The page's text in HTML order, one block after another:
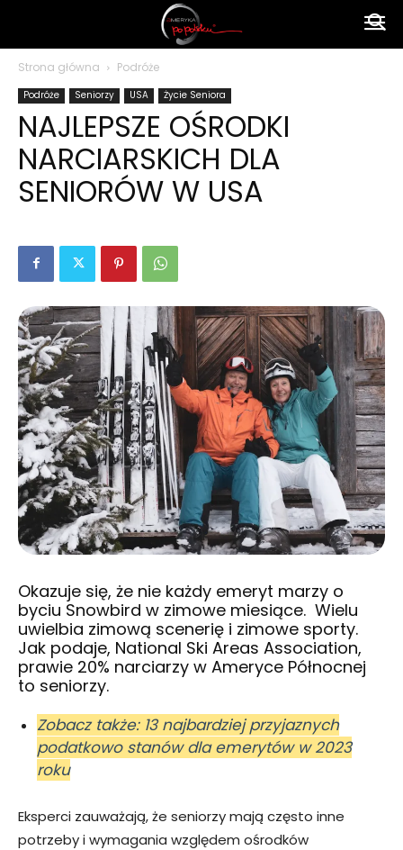
polsku
Strona główna Podróże
Podróże Seniorzy USA Życie Seniora
NAJLEPSZE OŚRODKI
NARCIARSKICH DLA
SENIORÓW W USA
Okazuje się, że nie każdy emeryt marzy o
byciu Snowbird w zimowe miesiące. Wielu
uwielbia zimową scenerię i zimowe sporty.
Jak podaje, National Ski Areas Association,
prawie 20% narciarzy w Ameryce Północnej
to seniorzy.
Zobacz także: 13 najbardziej przyjaznych
podatkowo stanów dla emerytów w 2023
roku
Eksperci zauważają, że seniorzy mają często inne
potrzeby i wymagania względem ośrodków